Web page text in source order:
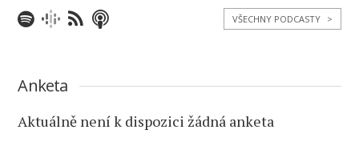
VŠECHNY PODCASTY >
Anketa
Aktuálně není k dispozici žádná anketa